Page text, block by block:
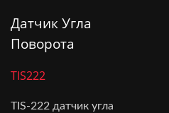
Датчик Угла
Поворота
TIS222
TIS-222 датчик угла